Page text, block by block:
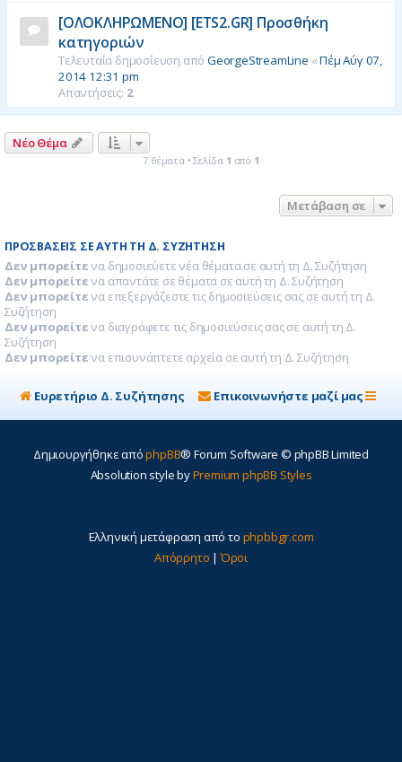
[ΟΛΟΚΛΗΡΩΜΕΝΟ] [ETS2.GR] Προσθήκη
κατηγοριών
Τελευταία δημοσίευση απόGeorgeStreamLine «Πέμ Αύγ 07,
2014 12:31 pm
Απαντήσεις: 2
Νέο Θέμα
7 θέματα • Σελίδα 1 από 1
Μετάβαση σε
ΠΡΟΣΒΆΣΕΙΣ ΣΕ ΑΥΤΉ ΤΗ Δ. ΣΥΖΉΤΗΣΗ
Δεν μπορείτενα δημοσιεύετε νέα θέματα σε αυτή τη Δ. Συζήτηση
Δεν μπορείτενα απαντάτε σε θέματα σε αυτή τη Δ. Συζήτηση
Δεν μπορείτενα επεξεργάζεστε τις δημοσιεύσεις σας σε αυτή τη Δ.
Συζήτηση
Δεν μπορείτενα διαγράφετε τις δημοσιεύσεις σας σε αυτή τη Δ.
Συζήτηση
Δεν μπορείτενα επισυνάπτετε αρχεία σε αυτή τη Δ. Συζήτηση
Ευρετήριο Δ. Συζήτησης Επικοινωνήστε μαζί μας
Δημιουργήθηκε απόphpBB® Forum Software © phpBB Limited
Absolution style byPremium phpBB Styles
Ελληνική μετάφραση από το phpbbgr.com
Απόρρητο |Όροι